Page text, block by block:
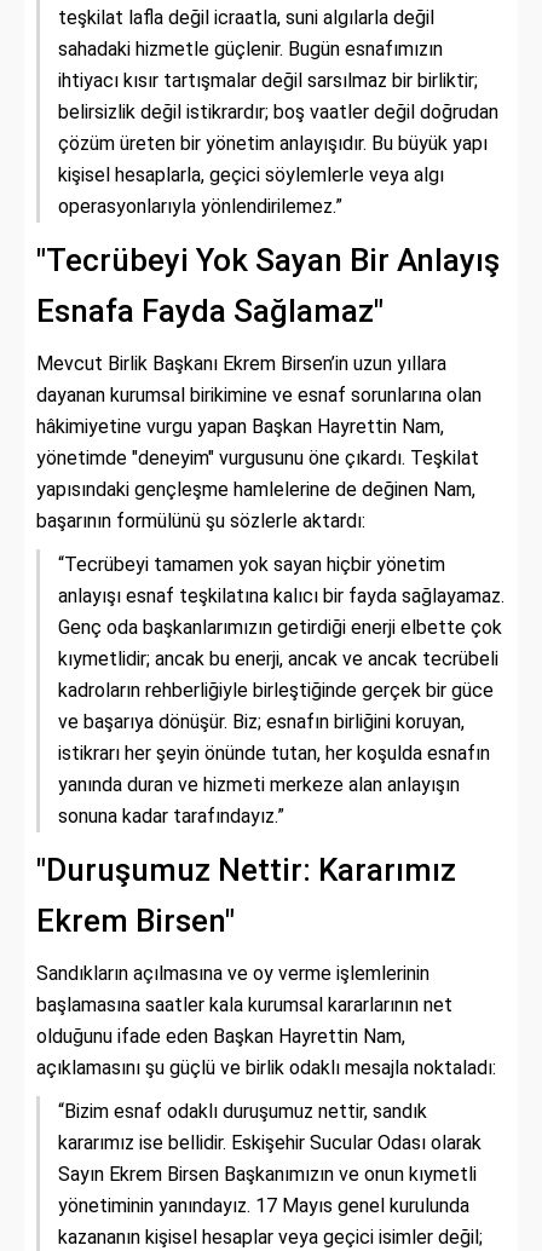
teşkilat lafla değil icraatla, suni algılarla değil
sahadaki hizmetle güçlenir. Bugün esnafımızın
ihtiyacı kısır tartışmalar değil sarsılmaz bir birliktir;
belirsizlik değil istikrardır; boş vaatler değil doğrudan
çözüm üreten bir yönetim anlayışıdır. Bu büyük yapı
kişisel hesaplarla, geçici söylemlerle veya algı
operasyonlarıyla yönlendirilemez.”
"Tecrübeyi Yok Sayan Bir Anlayış
Esnafa Fayda Sağlamaz"
Mevcut Birlik Başkanı Ekrem Birsen’in uzun yıllara
dayanan kurumsal birikimine ve esnaf sorunlarına olan
hâkimiyetine vurgu yapan Başkan Hayrettin Nam,
yönetimde "deneyim" vurgusunu öne çıkardı. Teşkilat
yapısındaki gençleşme hamlelerine de değinen Nam,
başarının formülünü şu sözlerle aktardı:
“Tecrübeyi tamamen yok sayan hiçbir yönetim
anlayışı esnaf teşkilatına kalıcı bir fayda sağlayamaz.
Genç oda başkanlarımızın getirdiği enerji elbette çok
kıymetlidir; ancak bu enerji, ancak ve ancak tecrübeli
kadroların rehberliğiyle birleştiğinde gerçek bir güce
ve başarıya dönüşür. Biz; esnafın birliğini koruyan,
istikrarı her şeyin önünde tutan, her koşulda esnafın
yanında duran ve hizmeti merkeze alan anlayışın
sonuna kadar tarafındayız.”
"Duruşumuz Nettir: Kararımız
Ekrem Birsen"
Sandıkların açılmasına ve oy verme işlemlerinin
başlamasına saatler kala kurumsal kararlarının net
olduğunu ifade eden Başkan Hayrettin Nam,
açıklamasını şu güçlü ve birlik odaklı mesajla noktaladı:
“Bizim esnaf odaklı duruşumuz nettir, sandık
kararımız ise bellidir. Eskişehir Sucular Odası olarak
Sayın Ekrem Birsen Başkanımızın ve onun kıymetli
yönetiminin yanındayız. 17 Mayıs genel kurulunda
kazananın kişisel hesaplar veya geçici isimler değil;